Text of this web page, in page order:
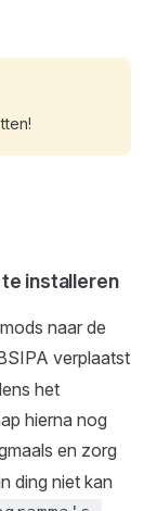
installeren
naar de
verplaatst
het
hierna nog
en zorg
ding niet kan